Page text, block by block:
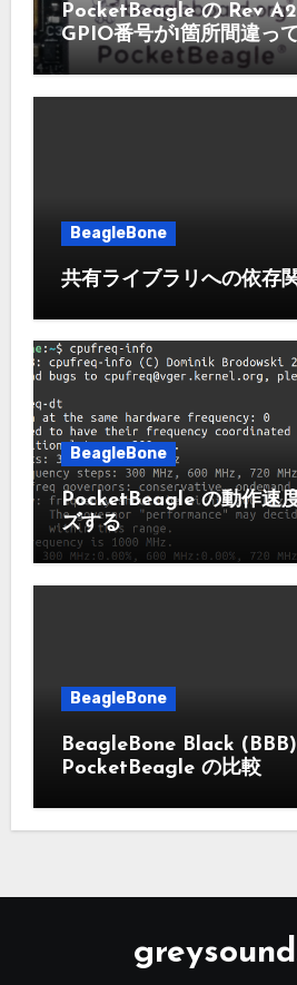
PocketBeagle の Rev
GPIO番号が1箇所間違っ
BeagleBone
共有ライブラリへの依存
BeagleBone
PocketBeagle の動作速
ズする
BeagleBone
BeagleBone Black
PocketBeagle の比較